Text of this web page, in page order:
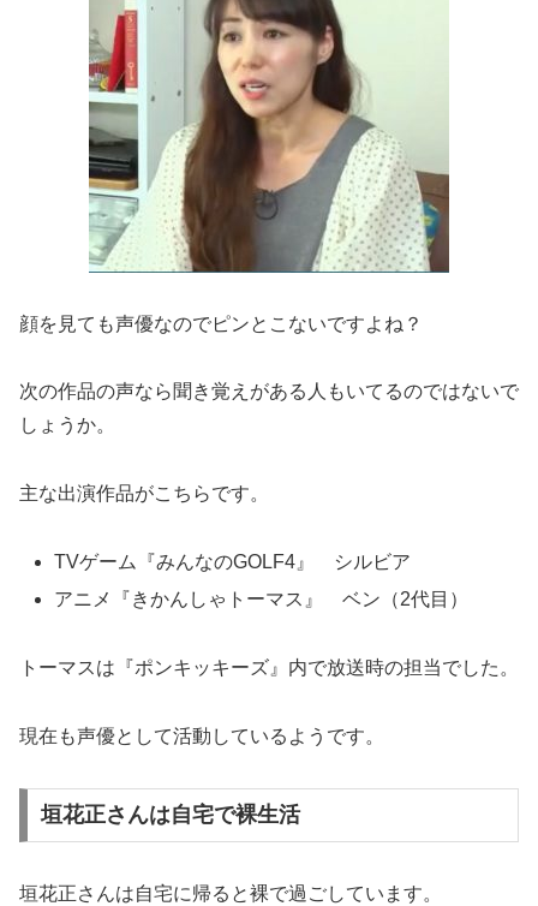
顔を見ても声優なのでピンとこないですよね？
次の作品の声なら聞き覚えがある人もいてるのではないで
しょうか。
主な出演作品がこちらです。
TVゲーム『みんなのGOLF4』 シルビア
アニメ『きかんしゃトーマス』 ベン（2代目）
トーマスは『ポンキッキーズ』内で放送時の担当でした。
現在も声優として活動しているようです。
垣花正さんは自宅で裸生活
垣花正さんは自宅に帰ると裸で過ごしています。